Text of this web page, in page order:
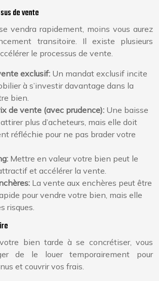
de vente
vendra rapidement, moins vous aurez
transitoire. Il existe plusieurs
le processus de vente.
exclusif: Un mandat exclusif incite
à s’investir davantage dans la
bien.
de vente (avec prudence): Une baisse
plus d’acheteurs, mais elle doit
réfléchie pour ne pas brader votre
Mettre en valeur votre bien peut le
et accélérer la vente.
La vente aux enchères peut être
pour vendre votre bien, mais elle
risques.
bien tarde à se concrétiser, vous
de le louer temporairement pour
et couvrir vos frais.